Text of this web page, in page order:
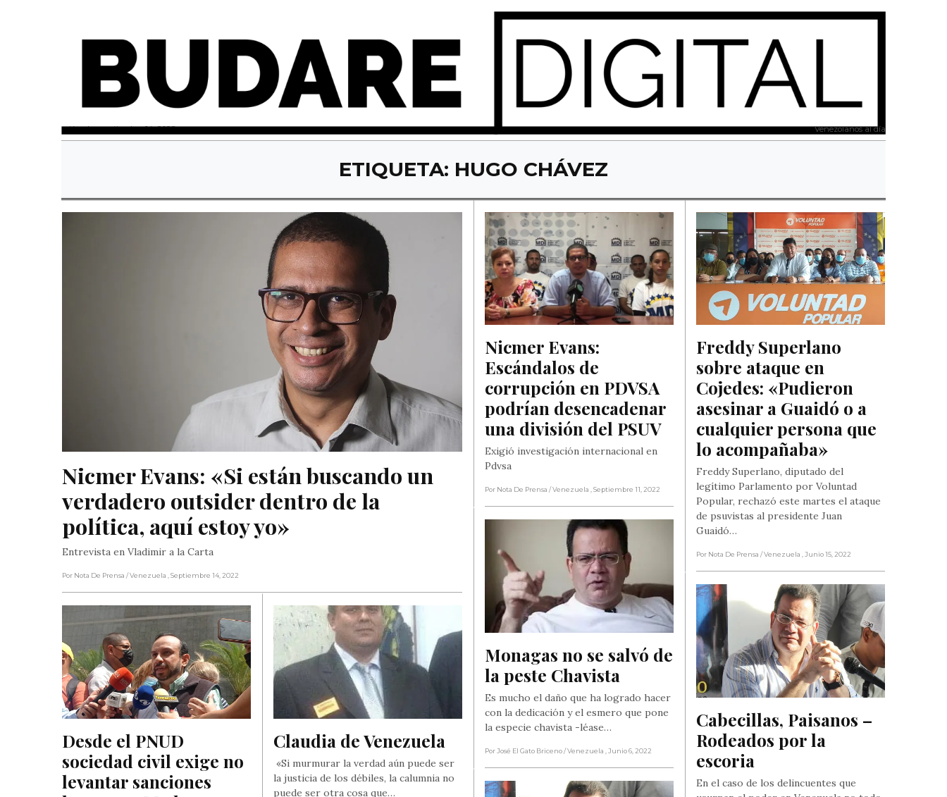
miércoles, septiembre 14, 2022 Venezolanos al día
ETIQUETA: HUGO CHÁVEZ
Nicmer Evans: «Si están buscando un
verdadero outsider dentro de la
política, aquí estoy yo»
Entrevista en Vladimir a la Carta
Por Nota De Prensa / Venezuela , Septiembre 14, 2022
Nicmer Evans:
Escándalos de
corrupción en PDVSA
podrían desencadenar
una división del PSUV
Exigió investigación internacional en
Pdvsa
Por Nota De Prensa / Venezuela , Septiembre 11, 2022
Freddy Superlano
sobre ataque en
Cojedes: «Pudieron
asesinar a Guaidó o a
cualquier persona que
lo acompañaba»
Freddy Superlano, diputado del
legítimo Parlamento por Voluntad
Popular, rechazó este martes el ataque
de psuvistas al presidente Juan
Guaidó…
Por Nota De Prensa / Venezuela , Junio 15, 2022
Monagas no se salvó de
la peste Chavista
Es mucho el daño que ha logrado hacer
con la dedicación y el esmero que pone
la especie chavista -léase…
Por José El Gato Briceno/ Venezuela , Junio 6, 2022
Cabecillas, Paisanos –
Rodeados por la
escoria
En el caso de los delincuentes que
Desde el PNUD
sociedad civil exige no
levantar sanciones
Claudia de Venezuela
«Si murmurar la verdad aún puede ser
la justicia de los débiles, la calumnia no
puede ser otra cosa que…